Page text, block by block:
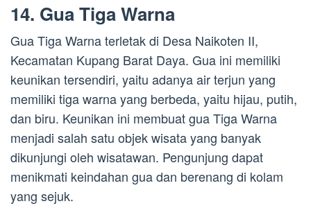
14. Gua Tiga Warna
Gua Tiga Warna terletak di Desa Naikoten II,
Kecamatan Kupang Barat Daya. Gua ini memiliki
keunikan tersendiri, yaitu adanya air terjun yang
memiliki tiga warna yang berbeda, yaitu hijau, putih,
dan biru. Keunikan ini membuat gua Tiga Warna
menjadi salah satu objek wisata yang banyak
dikunjungi oleh wisatawan. Pengunjung dapat
menikmati keindahan gua dan berenang di kolam
yang sejuk.